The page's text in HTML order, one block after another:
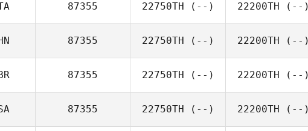
87355 22750TH (--) 22200TH (--)
87355 22750TH (--) 22200TH (--)
87355 22750TH (--) 22200TH (--)
87355 22750TH (--) 22200TH (--)